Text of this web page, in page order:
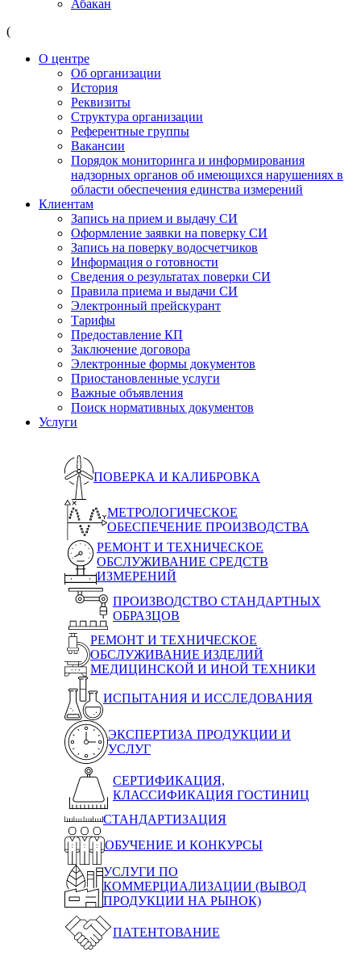
Абакан
(
О центре
Об организации
История
Реквизиты
Структура организации
Референтные группы
Вакансии
Порядок мониторинга и информирования
надзорных органов об имеющихся нарушениях в
области обеспечения единства измерений
Клиентам
Запись на прием и выдачу СИ
Оформление заявки на поверку СИ
Запись на поверку водосчетчиков
Информация о готовности
Сведения о результатах поверки СИ
Правила приема и выдачи СИ
Электронный прейскурант
Тарифы
Предоставление КП
Заключение договора
Электронные формы документов
Приостановленные услуги
Важные объявления
Поиск нормативных документов
Услуги
ПОВЕРКА И КАЛИБРОВКА
МЕТРОЛОГИЧЕСКОЕ
ОБЕСПЕЧЕНИЕ ПРОИЗВОДСТВА
РЕМОНТ И ТЕХНИЧЕСКОЕ
ОБСЛУЖИВАНИЕ СРЕДСТВ
ИЗМЕРЕНИЙ
ПРОИЗВОДСТВО СТАНДАРТНЫХ
ОБРАЗЦОВ
РЕМОНТ И ТЕХНИЧЕСКОЕ
ОБСЛУЖИВАНИЕ ИЗДЕЛИЙ
МЕДИЦИНСКОЙ И ИНОЙ ТЕХНИКИ
ИСПЫТАНИЯ И ИССЛЕДОВАНИЯ
ЭКСПЕРТИЗА ПРОДУКЦИИ И
УСЛУГ
СЕРТИФИКАЦИЯ,
КЛАССИФИКАЦИЯ ГОСТИНИЦ
СТАНДАРТИЗАЦИЯ
ОБУЧЕНИЕ И КОНКУРСЫ
УСЛУГИ ПО
КОММЕРЦИАЛИЗАЦИИ (ВЫВОД
ПРОДУКЦИИ НА РЫНОК)
ПАТЕНТОВАНИЕ